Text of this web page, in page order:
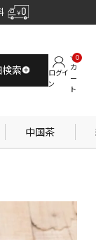
索
ログイ
ン
カ
ー
ト
0
中国茶